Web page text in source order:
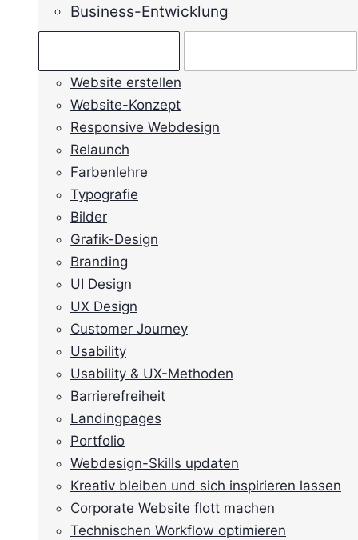
Business-Entwicklung
Website erstellen
Website-Konzept
Responsive Webdesign
Relaunch
Farbenlehre
Typografie
Bilder
Grafik-Design
Branding
UI Design
UX Design
Customer Journey
Usability
Usability & UX-Methoden
Barrierefreiheit
Landingpages
Portfolio
Webdesign-Skills updaten
Kreativ bleiben und sich inspirieren lassen
Corporate Website flott machen
Technischen Workflow optimieren